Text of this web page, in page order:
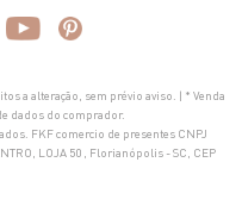
a alteração, sem prévio aviso. | * Venda
dados do comprador.
FKF comercio de presentes CNPJ
LOJA 50 , Florianópolis - SC, CEP